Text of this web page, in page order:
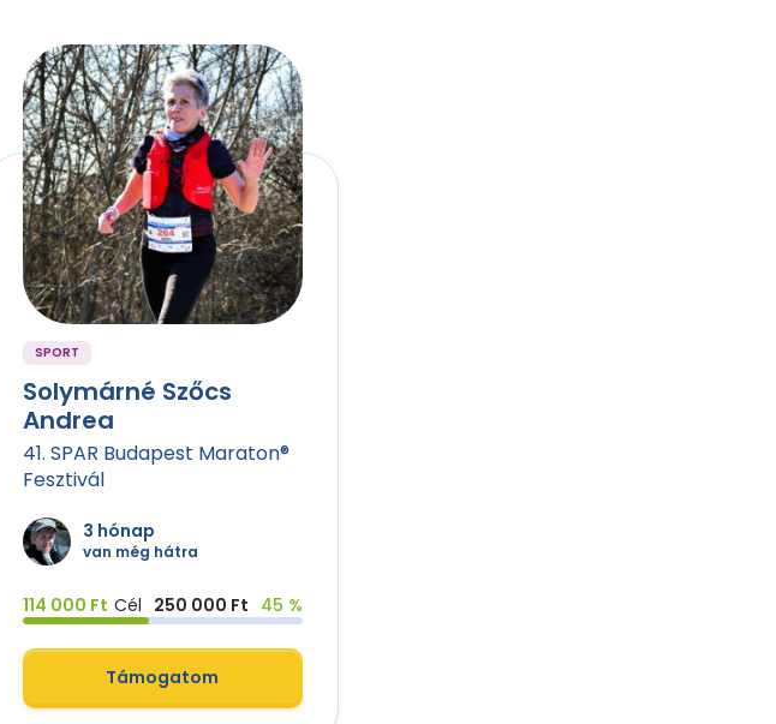
SPORT
Solymárné Szőcs
Andrea
41. SPAR Budapest Maraton®
Fesztivál
3 hónap
van még hátra
114 000 Ft Cél 250 000 Ft 45 %
Támogatom